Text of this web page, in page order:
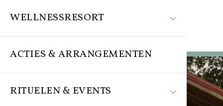
WELLNESSRESORT
ACTIES & ARRANGEMENTEN
RITUELEN & EVENTS